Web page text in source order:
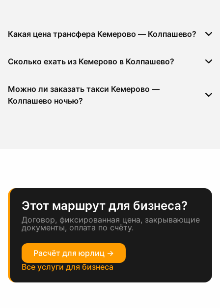
Какая цена трансфера Кемерово — Колпашево?
Сколько ехать из Кемерово в Колпашево?
Можно ли заказать такси Кемерово —
Колпашево ночью?
Этот маршрут для бизнеса?
Договор, фиксированная цена, закрывающие
документы, оплата по счёту.
Расчёт для юрлиц →
Все услуги для бизнеса